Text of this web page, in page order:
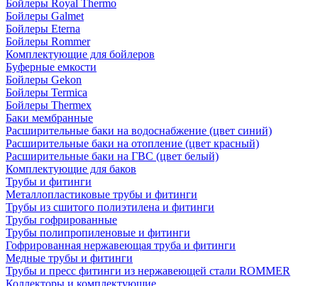
Бойлеры Royal Thermo
Бойлеры Galmet
Бойлеры Eterna
Бойлеры Rommer
Комплектующие для бойлеров
Буферные емкости
Бойлеры Gekon
Бойлеры Termica
Бойлеры Thermex
Баки мембранные
Расширительные баки на водоснабжение (цвет синий)
Расширительные баки на отопление (цвет красный)
Расширительные баки на ГВС (цвет белый)
Комплектующие для баков
Трубы и фитинги
Металлопластиковые трубы и фитинги
Трубы из сшитого полиэтилена и фитинги
Трубы гофрированные
Трубы полипропиленовые и фитинги
Гофрированная нержавеющая труба и фитинги
Медные трубы и фитинги
Трубы и пресс фитинги из нержавеющей стали ROMMER
Коллекторы и комплектующие